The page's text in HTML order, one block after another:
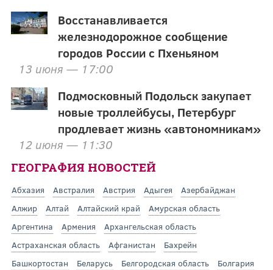
Восстанавливается
железнодорожное сообщение
городов России с Пхеньяном
13 июня — 17:00
Подмосковный Подольск закупает
новые троллейбусы, Петербург
продлевает жизнь «автономникам»
12 июня — 11:30
ГЕОГРАФИЯ НОВОСТЕЙ
Абхазия Австралия Австрия Адыгея
Азербайджан
Алжир
Алтай Алтайский край
Амурская область
Аргентина
Армения
Архангельская область
Астраханская область
Афганистан
Бахрейн
Башкортостан
Беларусь Белгородская область
Болгария